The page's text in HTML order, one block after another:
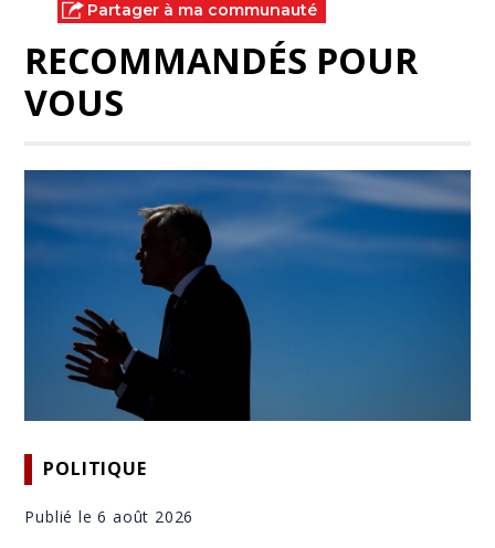
Partager à ma communauté
RECOMMANDÉS POUR
VOUS
POLITIQUE
Publié le 6 août 2026